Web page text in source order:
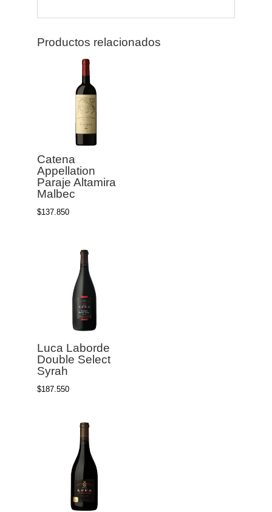
Productos relacionados
Catena
Appellation
Paraje Altamira
Malbec
$137.850
Luca Laborde
Double Select
Syrah
$187.550